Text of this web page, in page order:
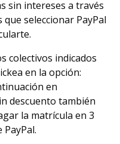
sin intereses a través
seleccionar PayPal
colectivos indicados
en la opción:
en
descuento también
la matrícula en 3